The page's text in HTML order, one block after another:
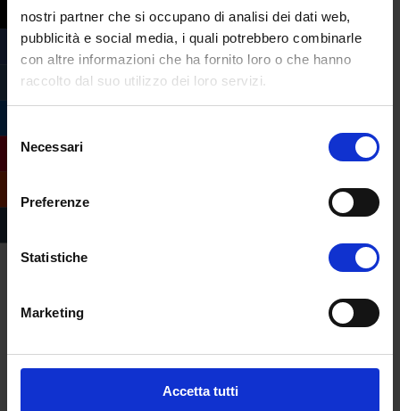
nostri partner che si occupano di analisi dei dati web,
pubblicità e social media, i quali potrebbero combinarle
con altre informazioni che ha fornito loro o che hanno
raccolto dal suo utilizzo dei loro servizi.
delNecessari
Preferenze
Statistiche
Marketing
Accetta tutti
della propria infanzia ma non di cosa
hanno mangiato a pranzo o di chi
hanno incontrato il giorno prima.
Continua Budson: “Non ascoltiamo le
canzoni solo una volta. Abbiamo nel tempo
La musica che è profondamente
consolidata in noi può sbloccare dei
dettagli più vividi del passato quando